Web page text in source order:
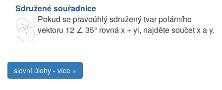
Sdružené souřadnice
Pokud se pravoúhlý sdružený tvar polárního
vektoru 12 ∠ 35° rovná x + yi, najděte součet x a y.
slovní úlohy - více »